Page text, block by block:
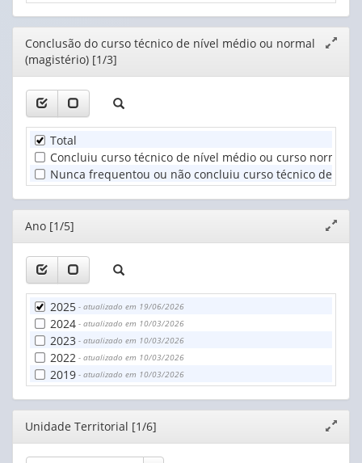
Editor
Conclusão do curso técnico de nível médio ou normal
(magistério) [1/3]
Total
Concluiu curso técnico de nível médio ou curso normal
Nunca frequentou ou não concluiu curso técnico de
Editor
janela
Ano [1/5]
2025 - atualizado em 19/06/2026
2024 - atualizado em 10/03/2026
2023 - atualizado em 10/03/2026
2022 - atualizado em 10/03/2026
2019 - atualizado em 10/03/2026
Editor
janela
Unidade Territorial [1/6]